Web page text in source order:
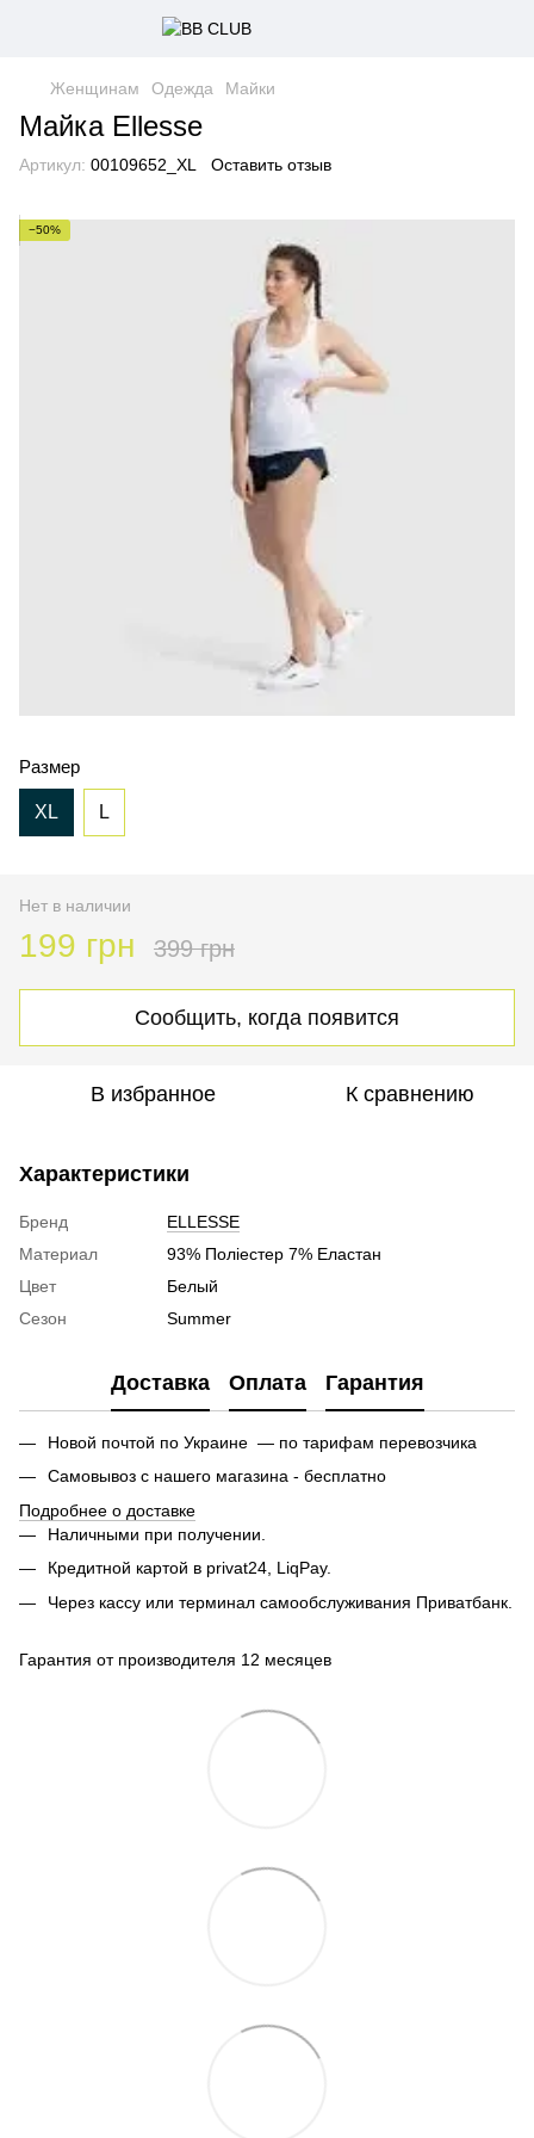
Женщинам Одежда Майки
Майка Ellesse
Артикул: 00109652_XL Оставить отзыв
−50%
Размер
XL L
Нет в наличии
199 грн 399 грн
Сообщить, когда появится
В избранное К сравнению
Характеристики
Бренд
ELLESSE
Материал
93% Поліестер 7% Еластан
Цвет
Белый
Сезон
Summer
Доставка Оплата Гарантия
Новой почтой по Украине — по тарифам перевозчика
Самовывоз с нашего магазина - бесплатно
Подробнее о доставке
Наличными при получении.
Кредитной картой в privat24, LiqPay.
Через кассу или терминал самообслуживания Приватбанк.
Гарантия от производителя 12 месяцев